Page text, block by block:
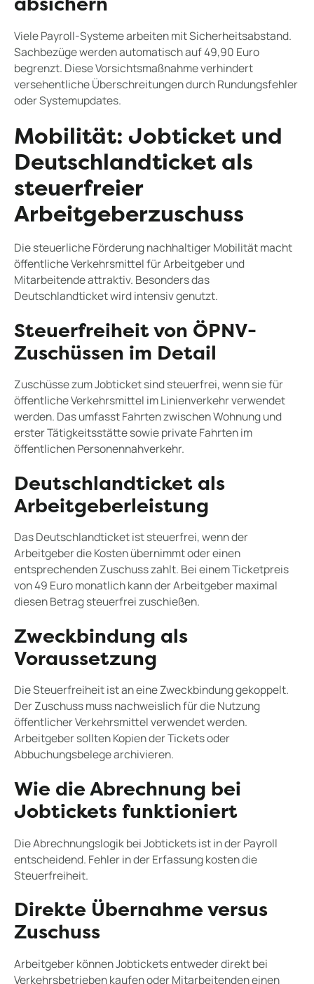
absichern
Viele Payroll-Systeme arbeiten mit Sicherheitsabstand.
Sachbezüge werden automatisch auf 49,90 Euro
begrenzt. Diese Vorsichtsmaßnahme verhindert
versehentliche Überschreitungen durch Rundungsfehler
oder Systemupdates.
Mobilität: Jobticket und
Deutschlandticket als
steuerfreier
Arbeitgeberzuschuss
Die steuerliche Förderung nachhaltiger Mobilität macht
öffentliche Verkehrsmittel für Arbeitgeber und
Mitarbeitende attraktiv. Besonders das
Deutschlandticket wird intensiv genutzt.
Steuerfreiheit von ÖPNV-
Zuschüssen im Detail
Zuschüsse zum Jobticket sind steuerfrei, wenn sie für
öffentliche Verkehrsmittel im Linienverkehr verwendet
werden. Das umfasst Fahrten zwischen Wohnung und
erster Tätigkeitsstätte sowie private Fahrten im
öffentlichen Personennahverkehr.
Deutschlandticket als
Arbeitgeberleistung
Das Deutschlandticket ist steuerfrei, wenn der
Arbeitgeber die Kosten übernimmt oder einen
entsprechenden Zuschuss zahlt. Bei einem Ticketpreis
von 49 Euro monatlich kann der Arbeitgeber maximal
diesen Betrag steuerfrei zuschießen.
Zweckbindung als
Voraussetzung
Die Steuerfreiheit ist an eine Zweckbindung gekoppelt.
Der Zuschuss muss nachweislich für die Nutzung
öffentlicher Verkehrsmittel verwendet werden.
Arbeitgeber sollten Kopien der Tickets oder
Abbuchungsbelege archivieren.
Wie die Abrechnung bei
Jobtickets funktioniert
Die Abrechnungslogik bei Jobtickets ist in der Payroll
entscheidend. Fehler in der Erfassung kosten die
Steuerfreiheit.
Direkte Übernahme versus
Zuschuss
Arbeitgeber können Jobtickets entweder direkt bei
Verkehrsbetrieben kaufen oder Mitarbeitenden einen